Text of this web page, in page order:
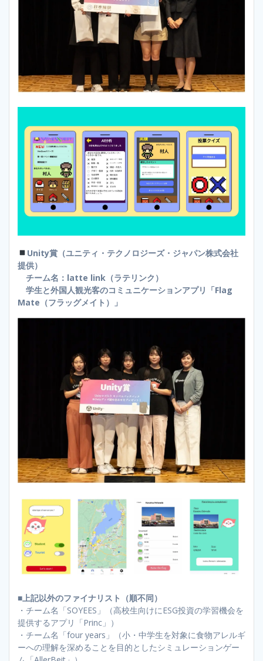
Unity賞（ユニティ・テクノロジーズ・ジャパン株式会社
提供）
チーム名：latte link（ラテリンク）
学生と外国人観光客のコミュニケーションアプリ「Flag
Mate（フラッグメイト）」
■上記以外のファイナリスト（順不同）
・チーム名「SOYEES」（高校生向けにESG投資の学習機会を
提供するアプリ「Princ」）
・チーム名「four years」（小・中学生を対象に食物アレルギ
ーへの理解を深めることを目的としたシミュレーションゲー